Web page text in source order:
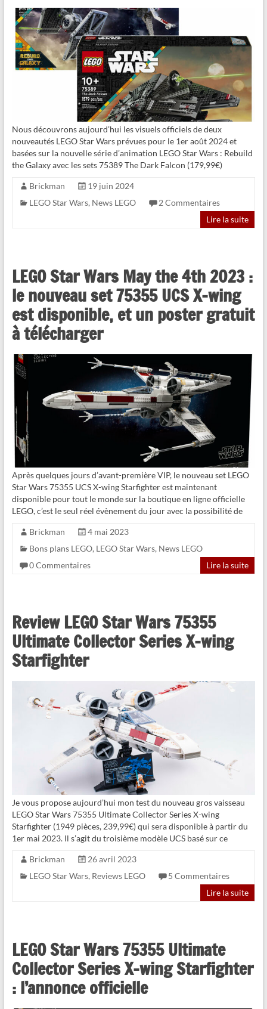
Nous découvrons aujourd’hui les visuels officiels de deux
nouveautés LEGO Star Wars prévues pour le 1er août 2024 et
basées sur la nouvelle série d’animation LEGO Star Wars : Rebuild
the Galaxy avec les sets 75389 The Dark Falcon (179,99€)
Brickman
19 juin 2024
LEGO Star Wars, News LEGO
2 Commentaires
Lire la suite
LEGO Star Wars May the 4th 2023 :
le nouveau set 75355 UCS X-wing
est disponible, et un poster gratuit
à télécharger
Après quelques jours d’avant-première VIP, le nouveau set LEGO
Star Wars 75355 UCS X-wing Starfighter est maintenant
disponible pour tout le monde sur la boutique en ligne officielle
LEGO, c’est le seul réel évènement du jour avec la possibilité de
Brickman
4 mai 2023
Bons plans LEGO, LEGO Star Wars, News LEGO
0 Commentaires
Lire la suite
Review LEGO Star Wars 75355
Ultimate Collector Series X-wing
Starfighter
Je vous propose aujourd’hui mon test du nouveau gros vaisseau
LEGO Star Wars 75355 Ultimate Collector Series X-wing
Starfighter (1949 pièces, 239,99€) qui sera disponible à partir du
1er mai 2023. Il s’agit du troisième modèle UCS basé sur ce
Brickman
26 avril 2023
LEGO Star Wars, Reviews LEGO
5 Commentaires
Lire la suite
LEGO Star Wars 75355 Ultimate
Collector Series X-wing Starfighter
: l’annonce officielle